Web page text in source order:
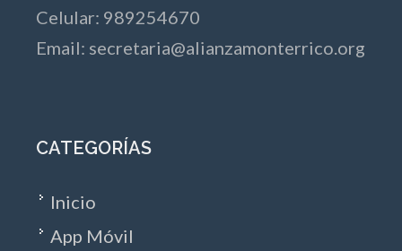
Celular: 989254670
Email: secretaria@alianzamonterrico.org
CATEGORÍAS
Inicio
App Móvil